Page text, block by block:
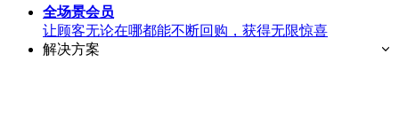
全场景会员
让顾客无论在哪都能不断回购，获得无限惊喜
解决方案